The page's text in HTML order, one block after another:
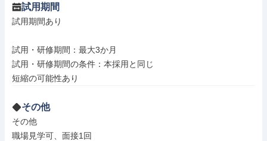
試用期間
試用期間あり
試用・研修期間：最大3か月
試用・研修期間の条件：本採用と同じ
その他
その他
職場見学可、面接1回